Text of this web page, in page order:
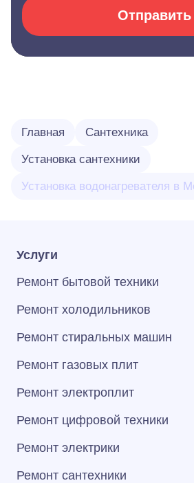
Отправить
Главная Сантехника
Установка сантехники
Установка водонагревателя в
Услуги
Ремонт бытовой техники
Ремонт холодильников
Ремонт стиральных машин
Ремонт газовых плит
Ремонт электроплит
Ремонт цифровой техники
Ремонт электрики
Ремонт сантехники